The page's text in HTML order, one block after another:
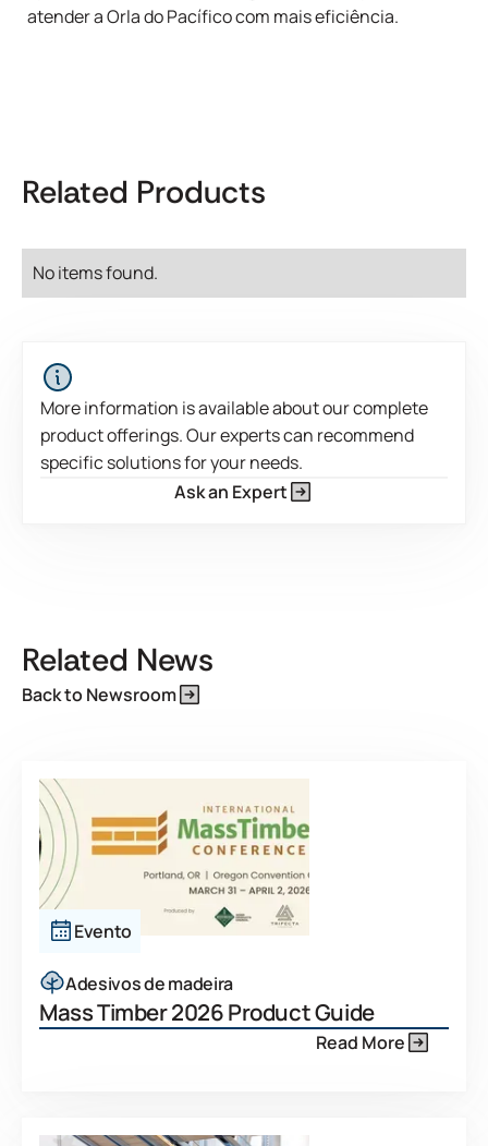
atender a Orla do Pacífico com mais eficiência.
Related Products
No items found.
More information is available about our complete
product offerings. Our experts can recommend
specific solutions for your needs.
Ask an Expert
Related News
Back to Newsroom
Evento
Adesivos de madeira
Mass Timber 2026 Product Guide
Read More